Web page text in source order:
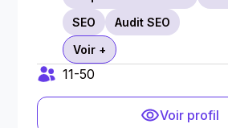
SEO
Audit SEO
Voir +
11-50
Voir profil